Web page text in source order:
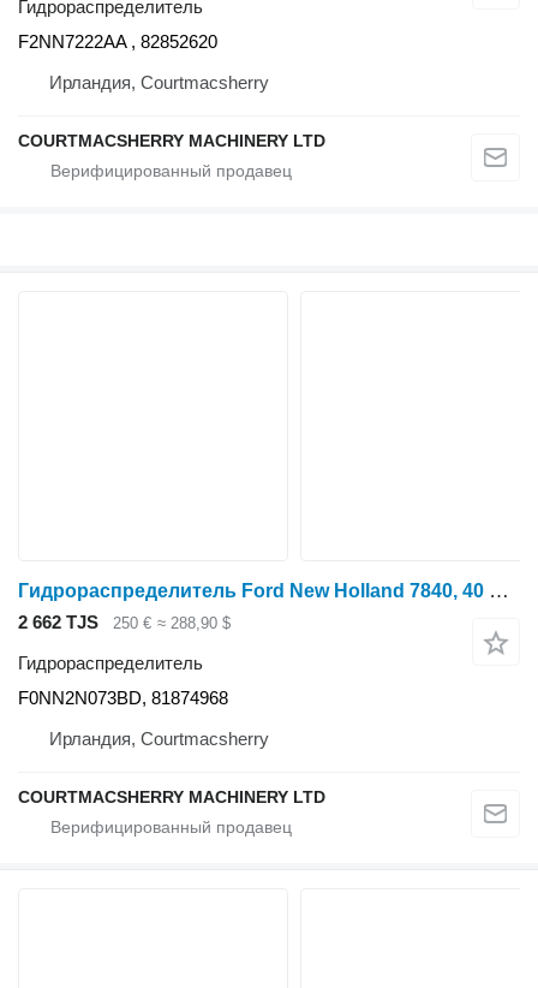
Гидрораспределитель
F2NN7222AA , 82852620
Ирландия, Courtmacsherry
COURTMACSHERRY MACHINERY LTD
Гидрораспределитель Ford New Holland 7840, 40 Serie Hydraulic Brake Valve For Parts Only F0NN2N073BD для трактора колесного
2 662 TJS 250 € ≈ 288,90 $
Гидрораспределитель
F0NN2N073BD, 81874968
Ирландия, Courtmacsherry
COURTMACSHERRY MACHINERY LTD